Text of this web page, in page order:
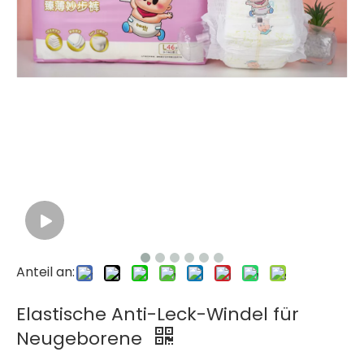
Anteil an:
Elastische Anti-Leck-Windel für
Neugeborene